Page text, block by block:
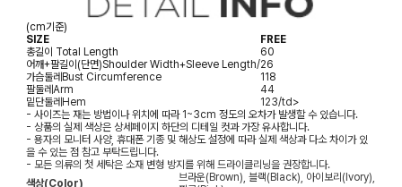
(cm기준)
SIZE
FREE
총길이 Total Length
60
어깨+팔길이(단면)Shoulder Width+Sleeve Length/26
가슴둘레Bust Circumference
118
팔둘레Arm
44
밑단둘레Hem
123/td>
- 사이즈는 재는 방법이나 위치에 따라 1~3cm 정도의 오차가 발생할 수 있습니다.
- 상품의 실제 색상은 상세페이지 하단의 디테일 컷과 가장 유사합니다.
- 용자의 모니터 사양, 휴대폰 기종 및 해상도 설정에 따라 실제 색상과 다소 차이가 있
을 수 있는 점 참고 부탁드립니다.
- 모든 의류의 첫 세탁은 소재 변형 방지를 위해 드라이클리닝을 권장합니다.
색상(Color)
브라운(Brown), 블랙(Black), 아이보리(Ivory),